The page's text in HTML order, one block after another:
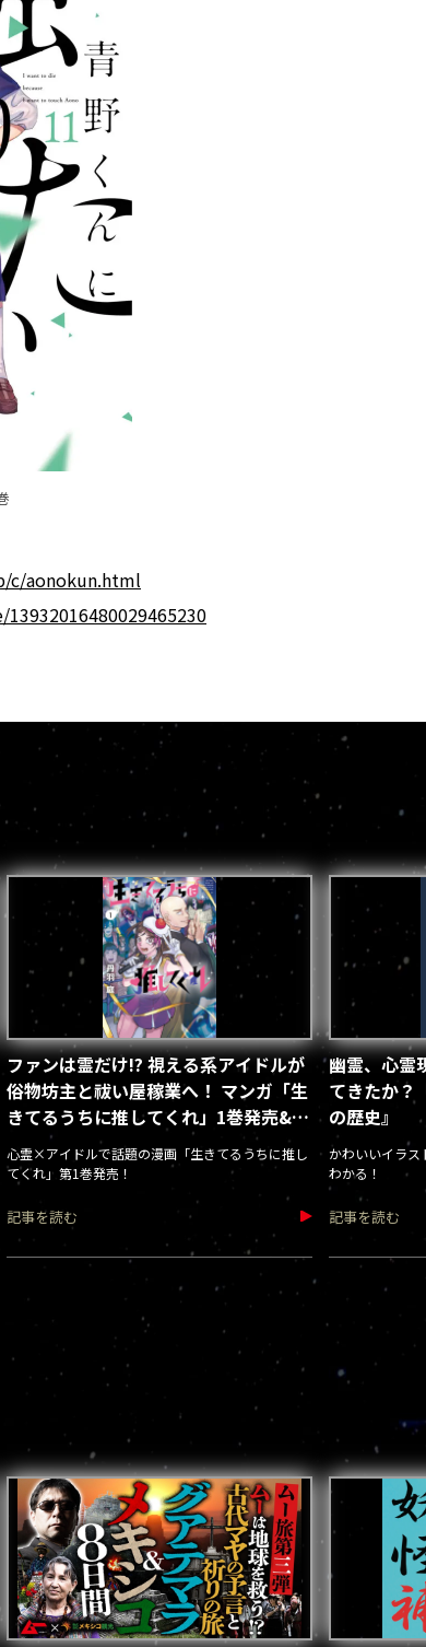
c/aonokun.html
ファンは霊だけ!? 視える系アイドルが
俗物坊主と祓い屋稼業へ！ マンガ「生
きてるうちに推してくれ」1巻発売&イ
ベントあり
心霊×アイドルで話題の漫画「生きてるうちに推し
てくれ」第1巻発売！
記事を読む
幽霊、心霊
てきたか？
の歴史』
かわいいイラス
わかる！
記事を読む